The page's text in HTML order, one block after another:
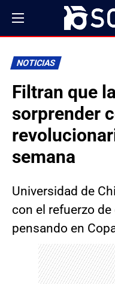
NOTICIAS
Filtran que
sorprender
semana
Universidad de
con el refuerzo
pensando en